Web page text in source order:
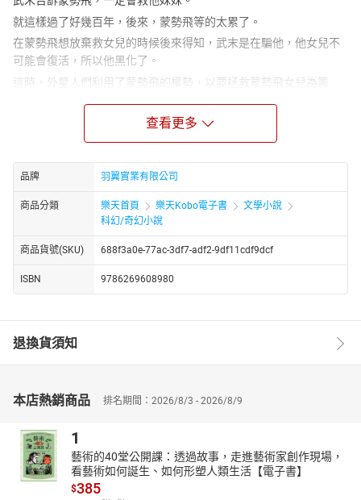
就這樣過了好幾百年，後來，蒙勢飛等的太累了。
在蒙勢飛想放棄救女兒的時候後來得知，武末是在騙他，他女兒不
可能會復活，所以他黑化了。
這時，外星人們利用了蒙勢飛的權勢，以要拯救蒙勢飛女兒為籌
而本作主角戴祿懋是一個有閱讀障礙的不良少年，雖然他個性不
良，但是善良又富有正義感。
有一天，他偶然救下一隻被圍毆的外星人一十七，得知外星人即將
入侵地球，就開始跟一十七還有廟裡大哥們聯手，擊退外星人。
最後外星人們成功被擊退回到他們星球，而戴祿懋也老了，他得意
地告訴他孫子年輕時擊退外星人的事蹟。
但其實整個故事都有可能只是主角在跟孫子唬爛，根本沒有打外星
人的故事，但也可能他說的是真的，真假就交給讀者自己去決定。
查看更多
品牌 羽翼實業有限公司
商品分類 樂天首頁 樂天Kobo電子書
文學小說
科幻/奇幻小說
商品貨號(SKU) 688f3a0e-77ac-3df7-adf2-9df11cdf9dcf
ISBN 9786269608980
退換貨須知
本店熱銷商品 排名期間：2026/8/3 - 2026/8/9
1
藝術的40堂公開課：透過故事，走進藝術家創作現場，
看藝術如何誕生、如何形塑人類生活【電子書】
$385